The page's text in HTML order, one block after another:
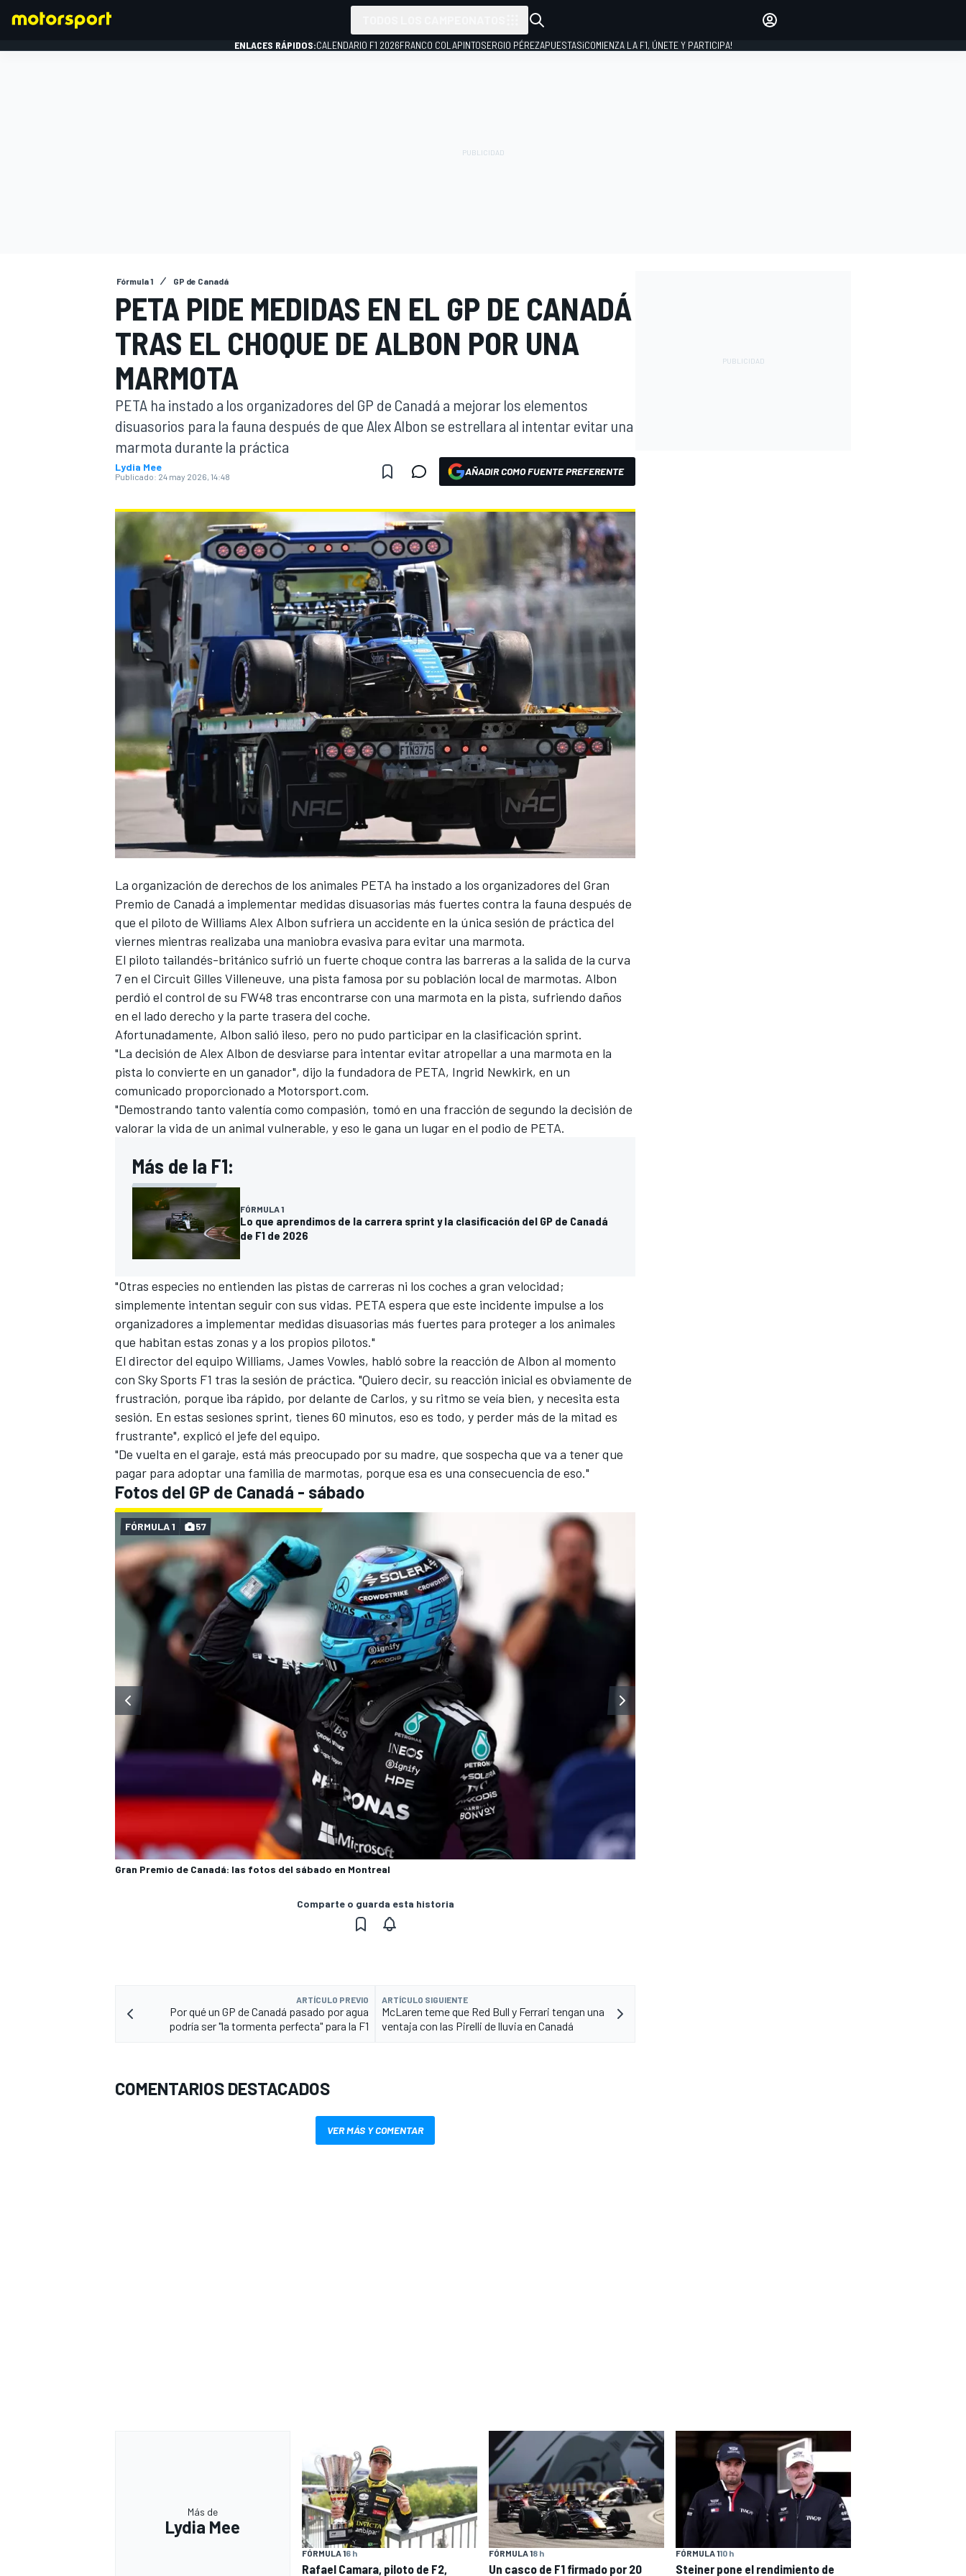
INDYCAR
MOTOGP
NASCAR CUP
FÓRMULA E
INICIAR SESIÓN
ENLACES RÁPIDOS:CALENDARIO F1 2026FRANCO COLAPINTOSERGIO PÉREZAPUESTAS¡COMIENZA LA F1, ÚNETE Y PARTICIPA!
Fórmula 1 GP de Canadá
PETA PIDE MEDIDAS EN EL GP DE CANADÁ
TRAS EL CHOQUE DE ALBON POR UNA
MARMOTA
PETA ha instado a los organizadores del GP de Canadá a mejorar los elementos
disuasorios para la fauna después de que Alex Albon se estrellara al intentar evitar una
marmota durante la práctica
Lydia Mee
Publicado: 24 may 2026, 14:48 AÑADIR COMO FUENTE PREFERENTE
La organización de derechos de los animales PETA ha instado a los organizadores del Gran
Premio de Canadá a implementar medidas disuasorias más fuertes contra la fauna después de
que el piloto de Williams Alex Albon sufriera un accidente en la única sesión de práctica del
viernes mientras realizaba una maniobra evasiva para evitar una marmota.
El piloto tailandés-británico sufrió un fuerte choque contra las barreras a la salida de la curva
7 en el Circuit Gilles Villeneuve, una pista famosa por su población local de marmotas. Albon
perdió el control de su FW48 tras encontrarse con una marmota en la pista, sufriendo daños
en el lado derecho y la parte trasera del coche.
Afortunadamente, Albon salió ileso, pero no pudo participar en la clasificación sprint.
"La decisión de Alex Albon de desviarse para intentar evitar atropellar a una marmota en la
pista lo convierte en un ganador", dijo la fundadora de PETA, Ingrid Newkirk, en un
comunicado proporcionado a Motorsport.com.
"Demostrando tanto valentía como compasión, tomó en una fracción de segundo la decisión de
valorar la vida de un animal vulnerable, y eso le gana un lugar en el podio de PETA.
Más de la F1:
FÓRMULA 1
Lo que aprendimos de la carrera sprint y la clasificación del GP de Canadá
de F1 de 2026
"Otras especies no entienden las pistas de carreras ni los coches a gran velocidad;
simplemente intentan seguir con sus vidas. PETA espera que este incidente impulse a los
organizadores a implementar medidas disuasorias más fuertes para proteger a los animales
que habitan estas zonas y a los propios pilotos."
El director del equipo Williams, James Vowles, habló sobre la reacción de Albon al momento
con Sky Sports F1 tras la sesión de práctica. "Quiero decir, su reacción inicial es obviamente de
frustración, porque iba rápido, por delante de Carlos, y su ritmo se veía bien, y necesita esta
sesión. En estas sesiones sprint, tienes 60 minutos, eso es todo, y perder más de la mitad es
frustrante", explicó el jefe del equipo.
"De vuelta en el garaje, está más preocupado por su madre, que sospecha que va a tener que
pagar para adoptar una familia de marmotas, porque esa es una consecuencia de eso."
Fotos del GP de Canadá - sábado
Gran Premio de Canadá: las fotos del sábado en Montreal
FÓRMULA 1 57
Comparte o guarda esta historia
ARTÍCULO PREVIO
Por qué un GP de Canadá pasado por agua
podría ser "la tormenta perfecta" para la F1
ARTÍCULO SIGUIENTE
McLaren teme que Red Bull y Ferrari tengan una
ventaja con las Pirelli de lluvia en Canadá
COMENTARIOS DESTACADOS
VER MÁS Y COMENTAR
Más de
Lydia Mee
FÓRMULA 16 h
Rafael Camara, piloto de F2,
FÓRMULA 18 h
Un casco de F1 firmado por 20
FÓRMULA 110 h
Steiner pone el rendimiento de